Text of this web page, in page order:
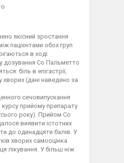
якісний зростання
пацієнтами обох груп
в ході
дозування Со Пальметто
біль в епігастрії,
хворих (дані наведено за
сечовипускання
курсу прийому препарату
року). Прийом Со
виявити істотних
до одинадцяти балів. У
хворих самооцінка
лікування. У більш ніж